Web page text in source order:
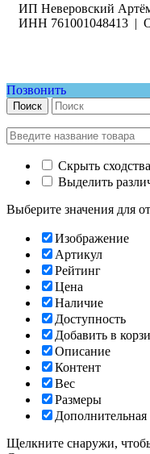
ИП Неверовский
ИНН 761001048413 |
Позвонить
Поиск
Скрыть сходства
Выделить
Выберите значения для
Изображение
Артикул
Рейтинг
Цена
Наличие
Доступность
Добавить в
Описание
Контент
Вес
Размеры
Щелкните снаружи,